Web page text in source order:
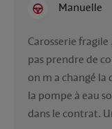
Manuelle
Carosserie fragile
pas prendre de
on m a changé
la pompe à eau
dans le contrat.